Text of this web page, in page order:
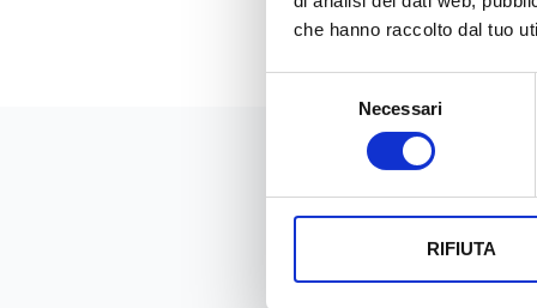
che hanno raccolto dal tuo
Necessari
RIFIUTA
News